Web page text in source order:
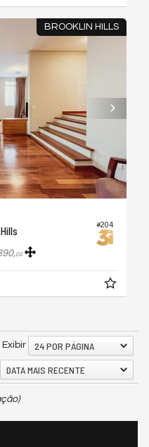
BROOKLIN HILLS
#204
00
Exibir 24 POR PÁGINA
DATA MAIS RECENTE